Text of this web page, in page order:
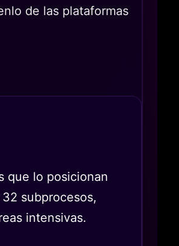
de las plataformas
que lo posicionan
subprocesos,
intensivas.